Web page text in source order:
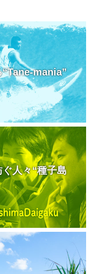
mania”
人々“種子島